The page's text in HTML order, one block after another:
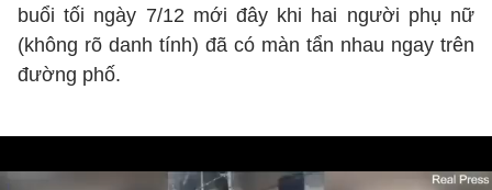
buổi tối ngày 7/12 mới đây khi hai người phụ nữ
(không rõ danh tính) đã có màn tẩn nhau ngay trên
đường phố.